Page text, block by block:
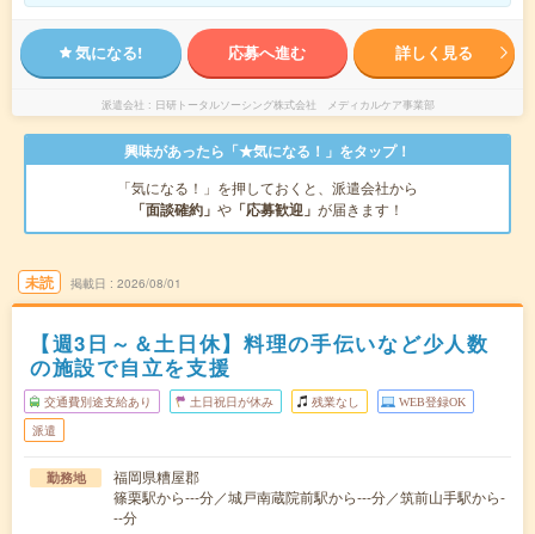
気になる! 応募へ進む 詳しく見る
派遣会社 日研トータルソーシング株式会社 メディカルケア事業部
興味があったら「★気になる！」をタップ！
「気になる！」を押しておくと、派遣会社から
「面談確約」 や 「応募歓迎」 が届きます！
未読 掲載日 2026/08/01
【週3日～＆土日休】料理の手伝いなど少人数
の施設で自立を支援
交通費別途支給あり 土日祝日が休み 残業なし WEB登録OK
派遣
勤務地
福岡県糟屋郡
篠栗駅から---分／城戸南蔵院前駅から---分／筑前山手駅から-
--分